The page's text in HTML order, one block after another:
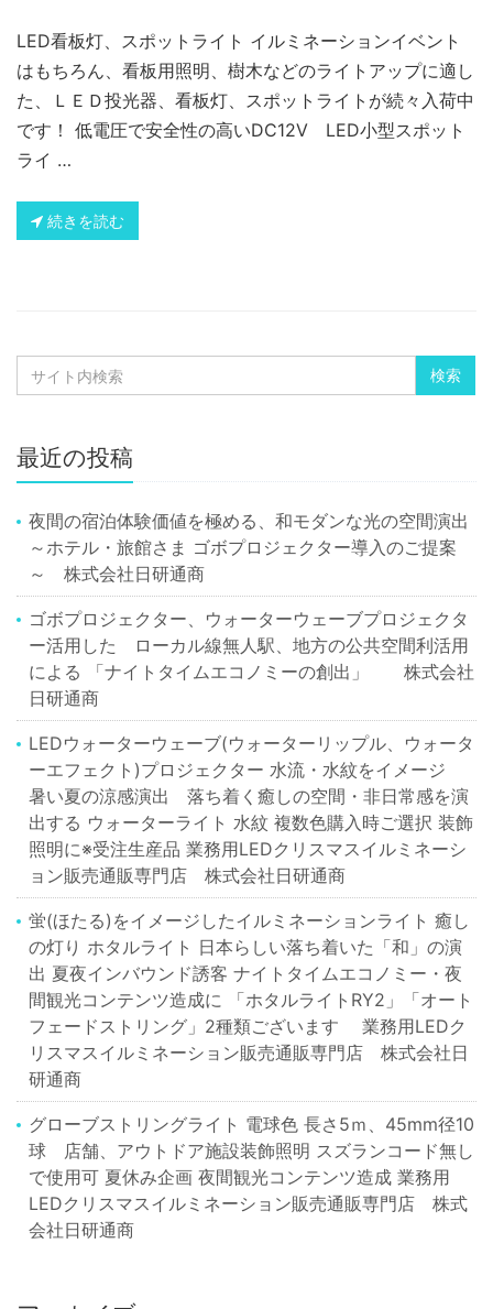
LED看板灯、スポットライト イルミネーションイベント
はもちろん、看板用照明、樹木などのライトアップに適し
た、ＬＥＤ投光器、看板灯、スポットライトが続々入荷中
です！ 低電圧で安全性の高いDC12V LED小型スポット
ライ …
続きを読む
最近の投稿
夜間の宿泊体験価値を極める、和モダンな光の空間演出
～ホテル・旅館さま ゴボプロジェクター導入のご提案
～ 株式会社日研通商
ゴボプロジェクター、ウォーターウェーブプロジェクタ
ー活用した ローカル線無人駅、地方の公共空間利活用
による 「ナイトタイムエコノミーの創出」 株式会社
日研通商
LEDウォーターウェーブ(ウォーターリップル、ウォータ
ーエフェクト)プロジェクター 水流・水紋をイメージ
暑い夏の涼感演出 落ち着く癒しの空間・非日常感を演
出する ウォーターライト 水紋 複数色購入時ご選択 装飾
照明に※受注生産品 業務用LEDクリスマスイルミネーシ
ョン販売通販専門店 株式会社日研通商
蛍(ほたる)をイメージしたイルミネーションライト 癒し
の灯り ホタルライト 日本らしい落ち着いた「和」の演
出 夏夜インバウンド誘客 ナイトタイムエコノミー・夜
間観光コンテンツ造成に 「ホタルライトRY2」「オート
フェードストリング」2種類ございます 業務用LEDク
リスマスイルミネーション販売通販専門店 株式会社日
研通商
グローブストリングライト 電球色 長さ5ｍ、45mm径10
球 店舗、アウトドア施設装飾照明 スズランコード無し
で使用可 夏休み企画 夜間観光コンテンツ造成 業務用
LEDクリスマスイルミネーション販売通販専門店 株式
会社日研通商